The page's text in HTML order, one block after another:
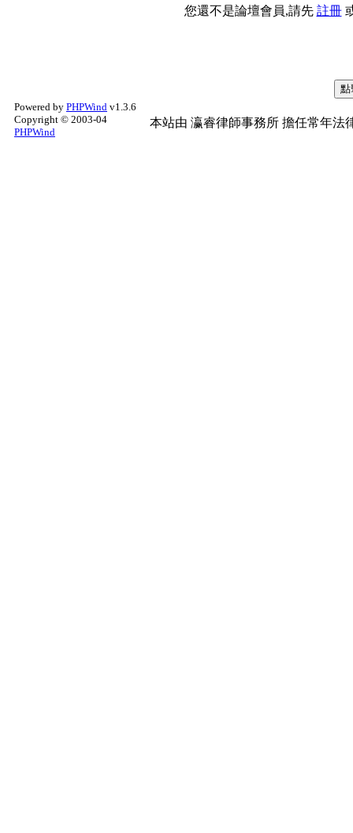
您還不是論壇會員,請先 註冊
Powered by PHPWind v1.3.6
Copyright © 2003-04
PHPWind
本站由 瀛睿律師事務所 擔任常年法